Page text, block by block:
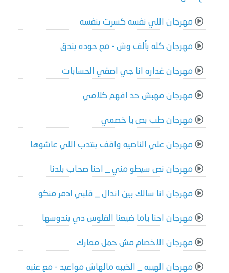
مهرجان اللي نفسه كسرت بنفسه
مهرجان كله بألف وش - مع حوده بندق
مهرجان غداره انا جي اصفي الحسابات
مهرجان مهبش حد افهم كلامي
مهرجان طب بص يا خصمي
مهرجان علي الناصيه واقف بنتدب اللي عاشوها
مهرجان نص سيطو مني _ احنا صحاب بلدنا
مهرجان انا سالك بين اندال _ قلبي ادمر منكو
مهرجان احنا ياما ضيعنا الفلوس دي بندوسها
مهرجان الاخصام مش حمل معارك
مهرجان الهيبه _ الخيبه مالهاش مواعيد - مع عنبه